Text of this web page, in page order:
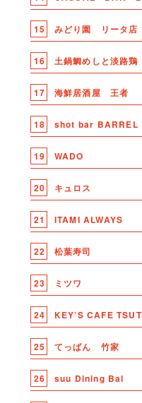
15 みどり園 リータ店
16 土鍋鯛めしと淡路
17 海鮮居酒屋 王者
18 shot bar BARREL
19 WADO
20 キュロス
21 ITAMI ALWAYS
22 松葉寿司
23 ミツワ
24 KEY’S CAFE
25 てっぱん 竹家
26 suu Dining Bal